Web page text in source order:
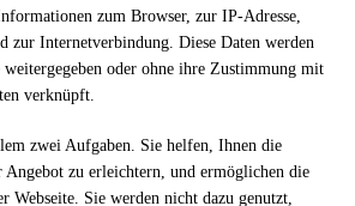
zum Browser, zur IP-Adresse,
zur Internetverbindung. Diese Daten werden
oder ohne ihre Zustimmung mit
verknüpft.
zwei Aufgaben. Sie helfen, Ihnen die
Angebot zu erleichtern, und ermöglichen die
Webseite. Sie werden nicht dazu genutzt,